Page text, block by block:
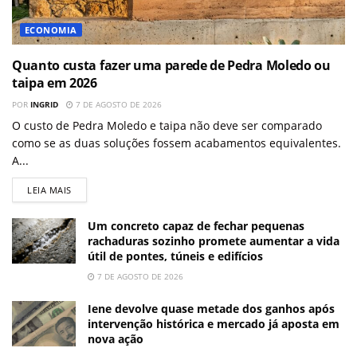
ECONOMIA
Quanto custa fazer uma parede de Pedra Moledo ou
taipa em 2026
POR INGRID 7 DE AGOSTO DE 2026
O custo de Pedra Moledo e taipa não deve ser comparado
como se as duas soluções fossem acabamentos equivalentes.
A...
LEIA MAIS
Um concreto capaz de fechar pequenas
rachaduras sozinho promete aumentar a vida
útil de pontes, túneis e edifícios
7 DE AGOSTO DE 2026
Iene devolve quase metade dos ganhos após
intervenção histórica e mercado já aposta em
nova ação